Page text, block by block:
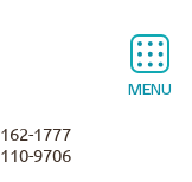
MENU
1777
9706